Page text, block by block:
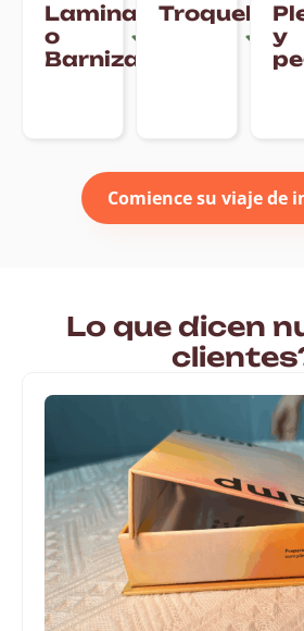
Laminación
o
Barnizado
Troquelado
y
Comience su viaje de
Lo que dicen